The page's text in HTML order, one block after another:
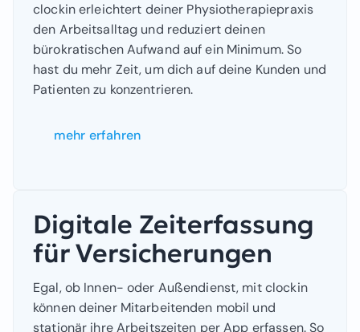
clockin erleichtert deiner Physiotherapiepraxis
den Arbeitsalltag und reduziert deinen
bürokratischen Aufwand auf ein Minimum. So
hast du mehr Zeit, um dich auf deine Kunden und
Patienten zu konzentrieren.
mehr erfahren
Digitale Zeiterfassung
für Versicherungen
Egal, ob Innen- oder Außendienst, mit clockin
können deiner Mitarbeitenden mobil und
stationär ihre Arbeitszeiten per App erfassen. So